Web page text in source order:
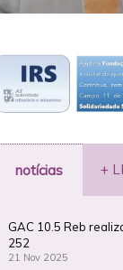
notícias +
GAC 10.5 Reb
252
21 Nov 2025